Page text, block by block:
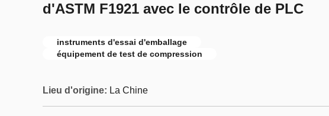
d'ASTM F1921 avec le contrôle de PLC
instruments d'essai d'emballage
équipement de test de compression
Lieu d'origine: La Chine